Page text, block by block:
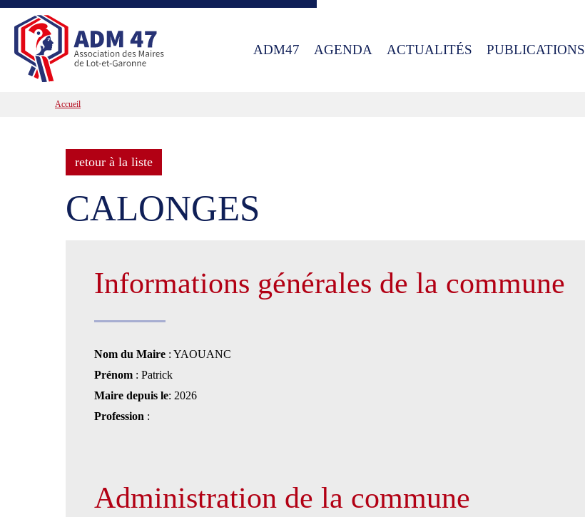
ADM47 AGENDA ACTUALITÉS PUBLICATIONS
Accueil
retour à la liste
CALONGES
Informations générales de la commune
Nom du Maire : YAOUANC
Prénom : Patrick
Maire depuis le: 2026
Profession :
Administration de la commune